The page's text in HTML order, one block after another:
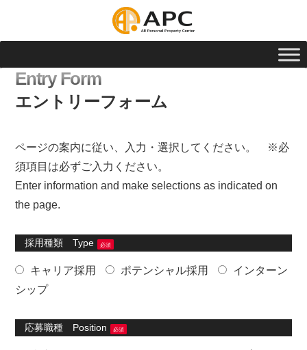
Entry Form
エントリーフォーム
ページの案内に従い、入力・選択してください。 ※必
須項目は必ずご入力ください。
Enter information and make selections as indicated on
the page.
採用種類 Type 必須
キャリア採用 ポテンシャル採用
インターン
シップ
応募職種 Position 必須